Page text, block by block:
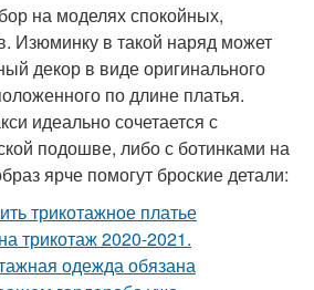
на моделях спокойных,
Изюминку в такой наряд может
декор в виде оригинального
по длине платья.
идеально сочетается с
подошве, либо с ботинками на
ярче помогут броские детали: